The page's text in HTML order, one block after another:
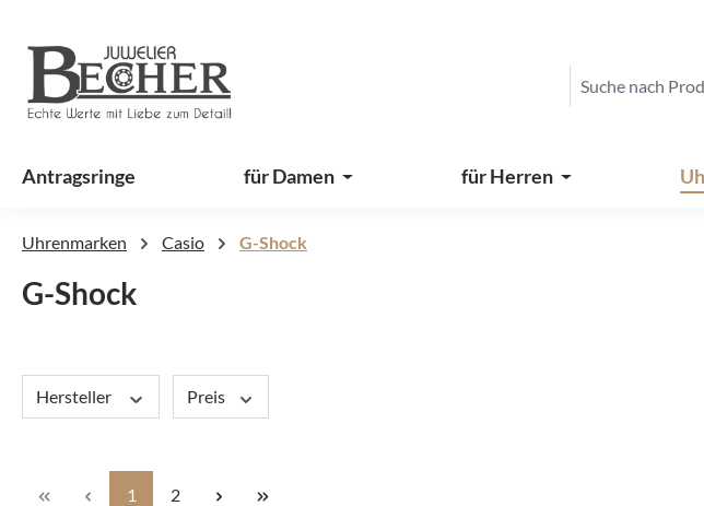
Antragsringe für Damen für Herren
Uhrenmarken Casio G-Shock
G-Shock
Hersteller Preis
Seite
1 Seite
2